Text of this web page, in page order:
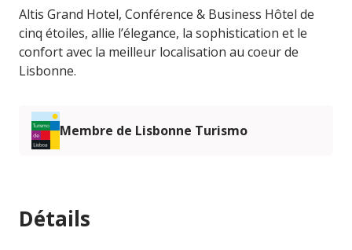
Altis Grand Hotel, Conférence & Business Hôtel de
cinq étoiles, allie l’élegance, la sophistication et le
confort avec la meilleur localisation au coeur de
Lisbonne.
Membre de Lisbonne Turismo
Détails